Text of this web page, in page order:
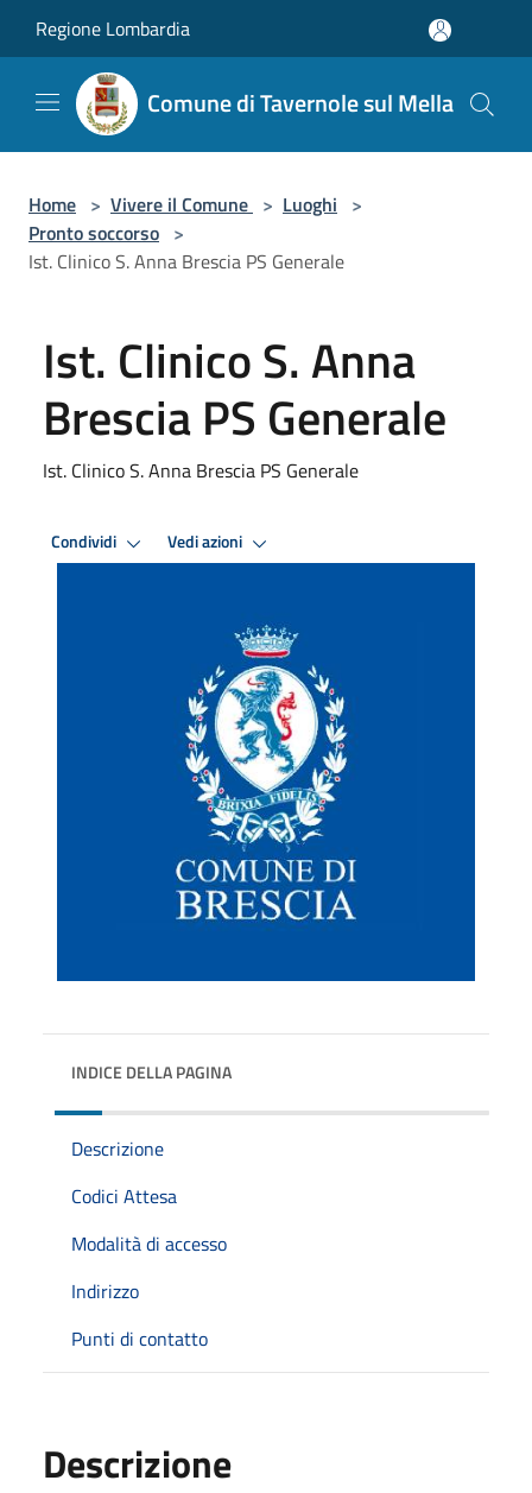
Regione Lombardia
Comune di Tavernole sul Mella
Home > Vivere il Comune > Luoghi >
Pronto soccorso >
Ist. Clinico S. Anna Brescia PS Generale
Ist. Clinico S. Anna
Brescia PS Generale
Ist. Clinico S. Anna Brescia PS Generale
Condividi Vedi azioni
INDICE DELLA PAGINA
Descrizione
Codici Attesa
Modalità di accesso
Indirizzo
Punti di contatto
Descrizione